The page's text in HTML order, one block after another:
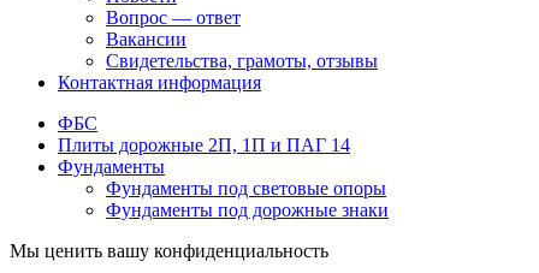
Вопрос — ответ
Вакансии
Свидетельства, грамоты, отзывы
Контактная информация
ФБС
Плиты дорожные 2П, 1П и ПАГ 14
Фундаменты
Фундаменты под световые опоры
Фундаменты под дорожные знаки
Мы ценить вашу конфиденциальность